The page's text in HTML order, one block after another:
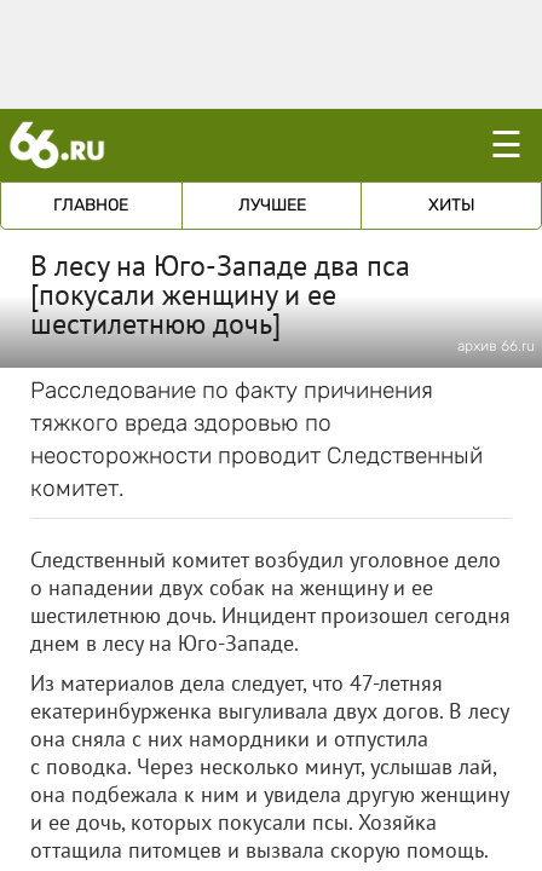
☰
ГЛАВНОЕ ЛУЧШЕЕ ХИТЫ
В лесу на Юго-Западе два пса
[покусали женщину и ее
шестилетнюю дочь]
архив 66.ru
Расследование по факту причинения
тяжкого вреда здоровью по
неосторожности проводит Следственный
комитет.
Следственный комитет возбудил уголовное дело
о нападении двух собак на женщину и ее
шестилетнюю дочь. Инцидент произошел сегодня
днем в лесу на Юго-Западе.
Из материалов дела следует, что 47-летняя
екатеринбурженка выгуливала двух догов. В лесу
она сняла с них намордники и отпустила
с поводка. Через несколько минут, услышав лай,
она подбежала к ним и увидела другую женщину
и ее дочь, которых покусали псы. Хозяйка
оттащила питомцев и вызвала скорую помощь.